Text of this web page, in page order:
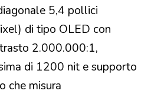
5,4 pollici
di tipo OLED con
2.000.000:1,
di 1200 nit e supporto
che misura